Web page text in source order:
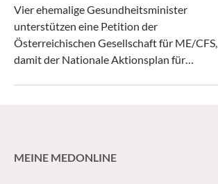
Vier ehemalige Gesundheitsminister
unterstützen eine Petition der
Österreichischen Gesellschaft für ME/CFS,
damit der Nationale Aktionsplan für
MEINE MEDONLINE